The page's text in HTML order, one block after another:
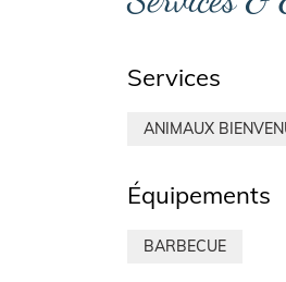
Services
ANIMAUX
Équipements
BARBECUE